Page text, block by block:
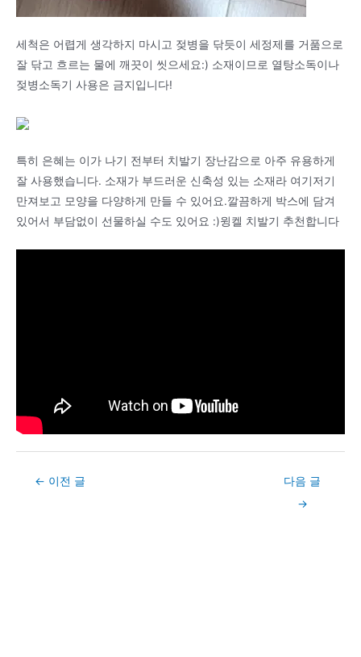
세척은 어렵게 생각하지 마시고 젖병을 닦듯이 세정제를 거품으로
잘 닦고 흐르는 물에 깨끗이 씻으세요:) 소재이므로 열탕소독이나
젖병소독기 사용은 금지입니다!
특히 은혜는 이가 나기 전부터 치발기 장난감으로 아주 유용하게
잘 사용했습니다. 소재가 부드러운 신축성 있는 소재라 여기저기
만져보고 모양을 다양하게 만들 수 있어요.깔끔하게 박스에 담겨
있어서 부담없이 선물하실 수도 있어요 :)윙켈 치발기 추천합니다
Post← 이전 글
다음 글
→